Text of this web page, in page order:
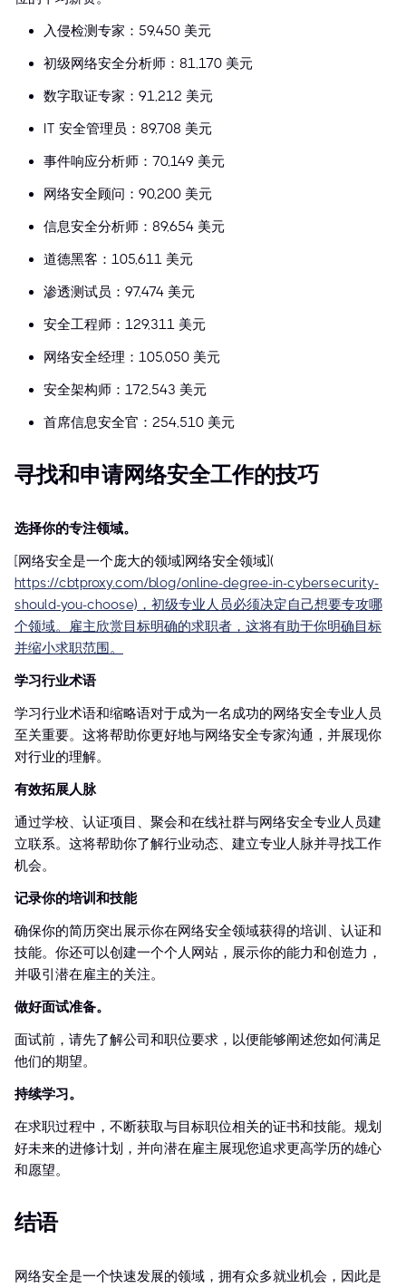
入侵检测专家：59,450 美元
初级网络安全分析师：81,170 美元
数字取证专家：91,212 美元
IT 安全管理员：89,708 美元
事件响应分析师：70,149 美元
网络安全顾问：90,200 美元
信息安全分析师：89,654 美元
道德黑客：105,611 美元
渗透测试员：97,474 美元
安全工程师：129,311 美元
网络安全经理：105,050 美元
安全架构师：172,543 美元
首席信息安全官：254,510 美元
寻找和申请网络安全工作的技巧
选择你的专注领域。
[网络安全是一个庞大的领域]网络安全领域](
https://cbtproxy.com/blog/online-degree-in-cybersecurity-
should-you-choose)，初级专业人员必须决定自己想要专攻哪
个领域。雇主欣赏目标明确的求职者，这将有助于你明确目标
并缩小求职范围。
学习行业术语
学习行业术语和缩略语对于成为一名成功的网络安全专业人员
至关重要。这将帮助你更好地与网络安全专家沟通，并展现你
对行业的理解。
有效拓展人脉
通过学校、认证项目、聚会和在线社群与网络安全专业人员建
立联系。这将帮助你了解行业动态、建立专业人脉并寻找工作
机会。
记录你的培训和技能
确保你的简历突出展示你在网络安全领域获得的培训、认证和
技能。你还可以创建一个个人网站，展示你的能力和创造力，
并吸引潜在雇主的关注。
做好面试准备。
面试前，请先了解公司和职位要求，以便能够阐述您如何满足
他们的期望。
持续学习。
在求职过程中，不断获取与目标职位相关的证书和技能。规划
好未来的进修计划，并向潜在雇主展现您追求更高学历的雄心
和愿望。
结语
网络安全是一个快速发展的领域，拥有众多就业机会，因此是